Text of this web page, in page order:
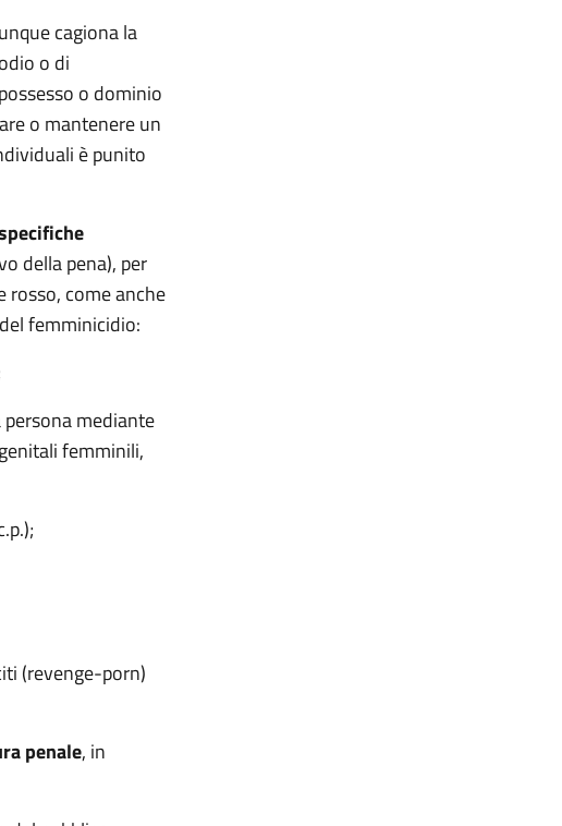
cagiona la
o di
o dominio
o mantenere un
è punito
della pena), per
rosso, come anche
femminicidio:
mediante
femminili,
(revenge-porn)
penale, in